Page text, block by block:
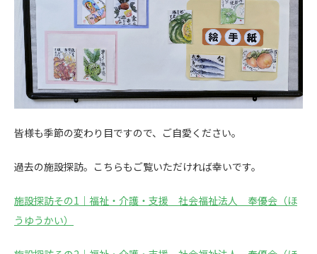
皆様も季節の変わり目ですので、ご自愛ください。
過去の施設探訪。こちらもご覧いただければ幸いです。
施設探訪その1｜福祉・介護・支援 社会福祉法人 奉優会（ほ
うゆうかい）